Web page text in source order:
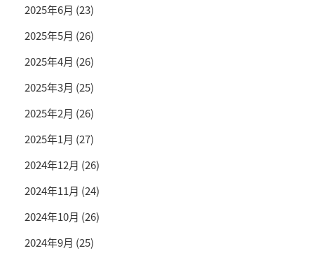
2025年6月 (23)
2025年5月 (26)
2025年4月 (26)
2025年3月 (25)
2025年2月 (26)
2025年1月 (27)
2024年12月 (26)
2024年11月 (24)
2024年10月 (26)
2024年9月 (25)